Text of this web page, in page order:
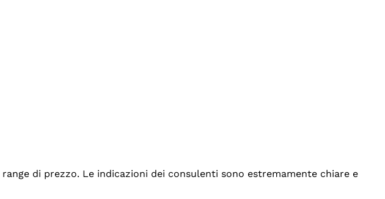
di prezzo. Le indicazioni dei consulenti sono estremamente chiare e